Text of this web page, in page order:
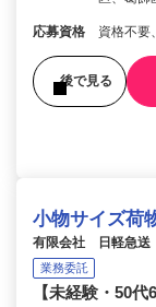
応募資格 資格不要
後で見る
小物サイズ荷
有限会社 日軽急送
業務委託
【未経験・50